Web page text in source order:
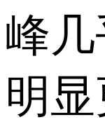
峰
明显